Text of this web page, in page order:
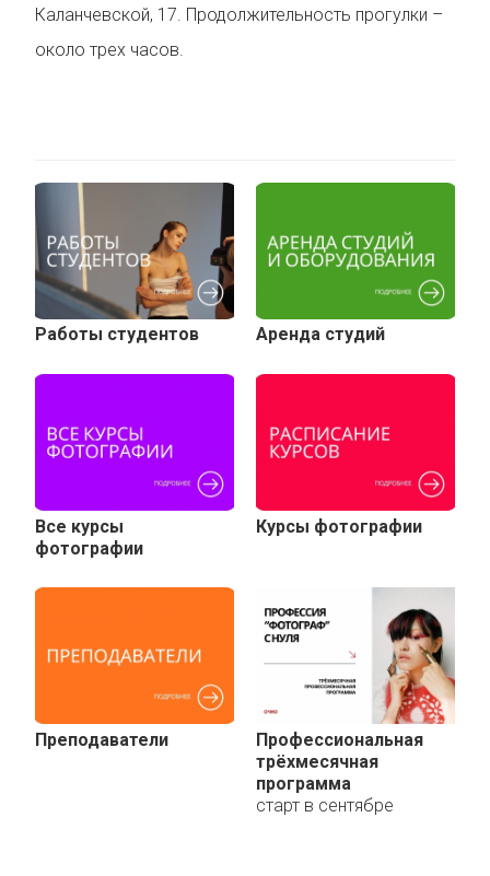
Каланчевской, 17. Продолжительность прогулки –
около трех часов.
Работы студентов Аренда студий
Все курсы
фотографии
Курсы фотографии
Преподаватели
Профессиональная
трёхмесячная
программа
старт в сентябре